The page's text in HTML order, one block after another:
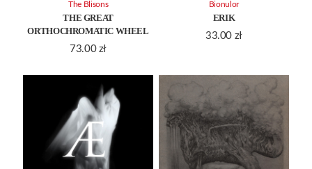
THE GREAT
ORTHOCHROMATIC WHEEL
73.00 zł
The Blisons
ERIK
33.00 zł
Bionulor